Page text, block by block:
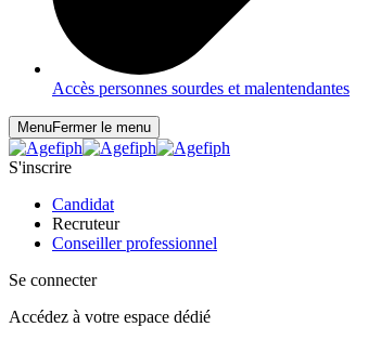
Accès personnes sourdes et malentendantes
MenuFermer le menu
S'inscrire
Candidat
Recruteur
Conseiller professionnel
Se connecter
Accédez à votre espace dédié